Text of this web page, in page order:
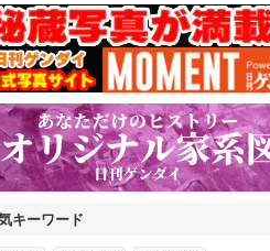
キーワード